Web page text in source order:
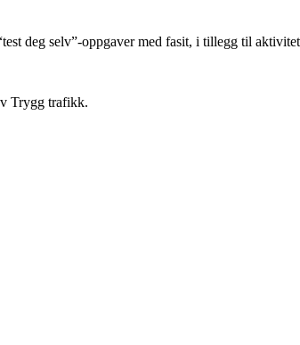
deg selv”-oppgaver med fasit, i tillegg til
Trygg trafikk.